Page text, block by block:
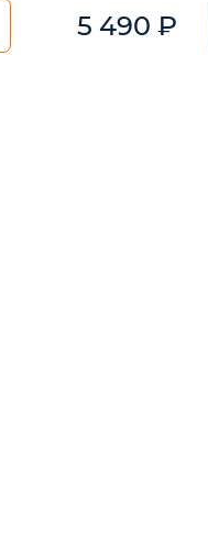
5 490 ₽